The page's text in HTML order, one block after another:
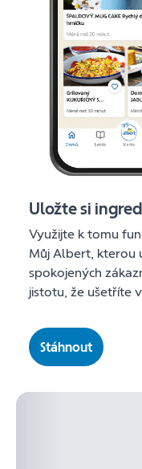
Uložte si
Využijte k tomu
Můj Albert, kterou
spokojených
jistotu, že ušetříte
Stáhnout